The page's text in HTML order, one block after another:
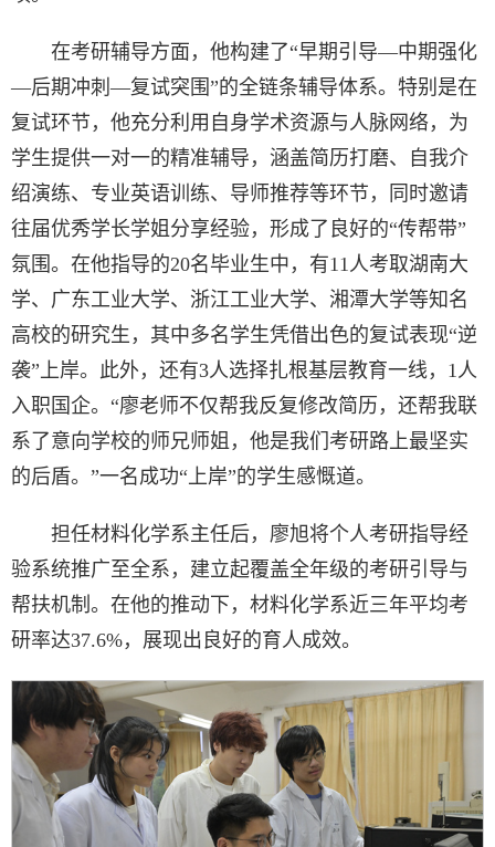
在考研辅导方面，他构建了“早期引导—中期强化
—后期冲刺—复试突围”的全链条辅导体系。特别是在
复试环节，他充分利用自身学术资源与人脉网络，为
学生提供一对一的精准辅导，涵盖简历打磨、自我介
绍演练、专业英语训练、导师推荐等环节，同时邀请
往届优秀学长学姐分享经验，形成了良好的“传帮带”
氛围。在他指导的20名毕业生中，有11人考取湖南大
学、广东工业大学、浙江工业大学、湘潭大学等知名
高校的研究生，其中多名学生凭借出色的复试表现“逆
袭”上岸。此外，还有3人选择扎根基层教育一线，1人
入职国企。“廖老师不仅帮我反复修改简历，还帮我联
系了意向学校的师兄师姐，他是我们考研路上最坚实
的后盾。”一名成功“上岸”的学生感慨道。
担任材料化学系主任后，廖旭将个人考研指导经
验系统推广至全系，建立起覆盖全年级的考研引导与
帮扶机制。在他的推动下，材料化学系近三年平均考
研率达37.6%，展现出良好的育人成效。